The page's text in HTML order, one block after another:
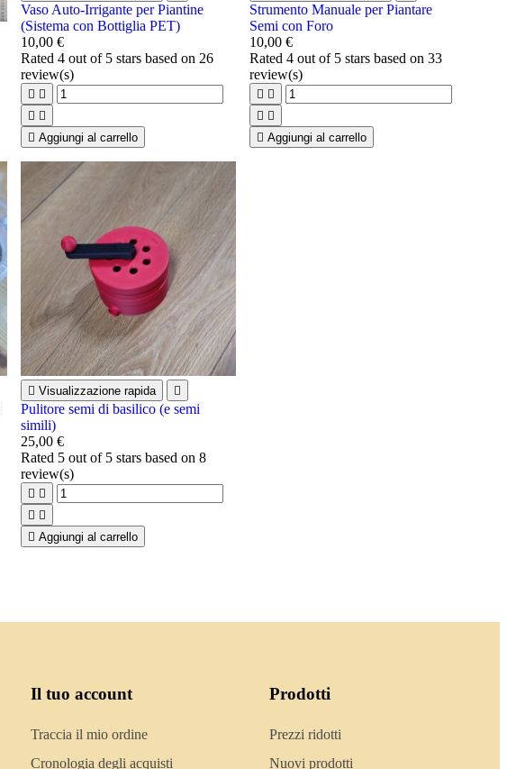
Vaso Auto-Irrigante per Piantine
(Sistema con Bottiglia PET)
10,00 €
Rated4 out of 5 stars based on 26
review(s)
 
 
 Aggiungi al carrello
Strumento Manuale per Piantare
Semi con Foro
10,00 €
Rated 4out of 5 stars based on 33
review(s)
 
 
 Aggiungi al carrello
 Visualizzazione rapida 
Pulitore semi di basilico (e semi
simili)
25,00 €
Rated 5 out of 5 stars based on8
review(s)
 
 
 Aggiungi al carrello
Il tuo account
Traccia il mio ordine
Cronologia degli acquisti
Prodotti
Prezzi ridotti
Nuovi prodotti